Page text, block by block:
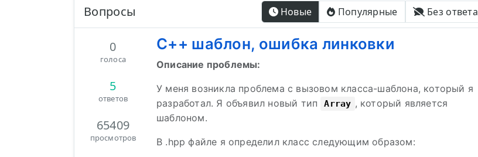
Вопросы Новые Популярные Без ответа
0
голоса
5
ответов
65409
просмотров
C++ шаблон, ошибка линковки
Описание проблемы:
У меня возникла проблема с вызовом класса-шаблона, который я
разработал. Я объявил новый тип
Array , который является
шаблоном.
В .hpp файле я определил класс следующим образом: